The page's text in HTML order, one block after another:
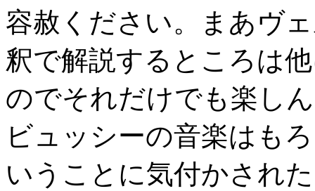
容赦ください。まあヴ
釈で解説するところは
のでそれだけでも楽し
ビュッシーの音楽はも
いうことに気付かされ